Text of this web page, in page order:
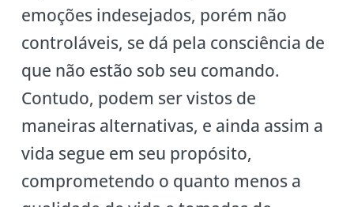
emoções indesejados, porém não
controláveis, se dá pela consciência de
que não estão sob seu comando.
Contudo, podem ser vistos de
maneiras alternativas, e ainda assim a
vida segue em seu propósito,
comprometendo o quanto menos a